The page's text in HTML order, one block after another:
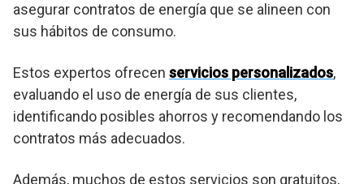
asegurar contratos de energía que se alineen con
sus hábitos de consumo.
Estos expertos ofrecen servicios personalizados,
evaluando el uso de energía de sus clientes,
identificando posibles ahorros y recomendando los
contratos más adecuados.
Además, muchos de estos servicios son gratuitos,